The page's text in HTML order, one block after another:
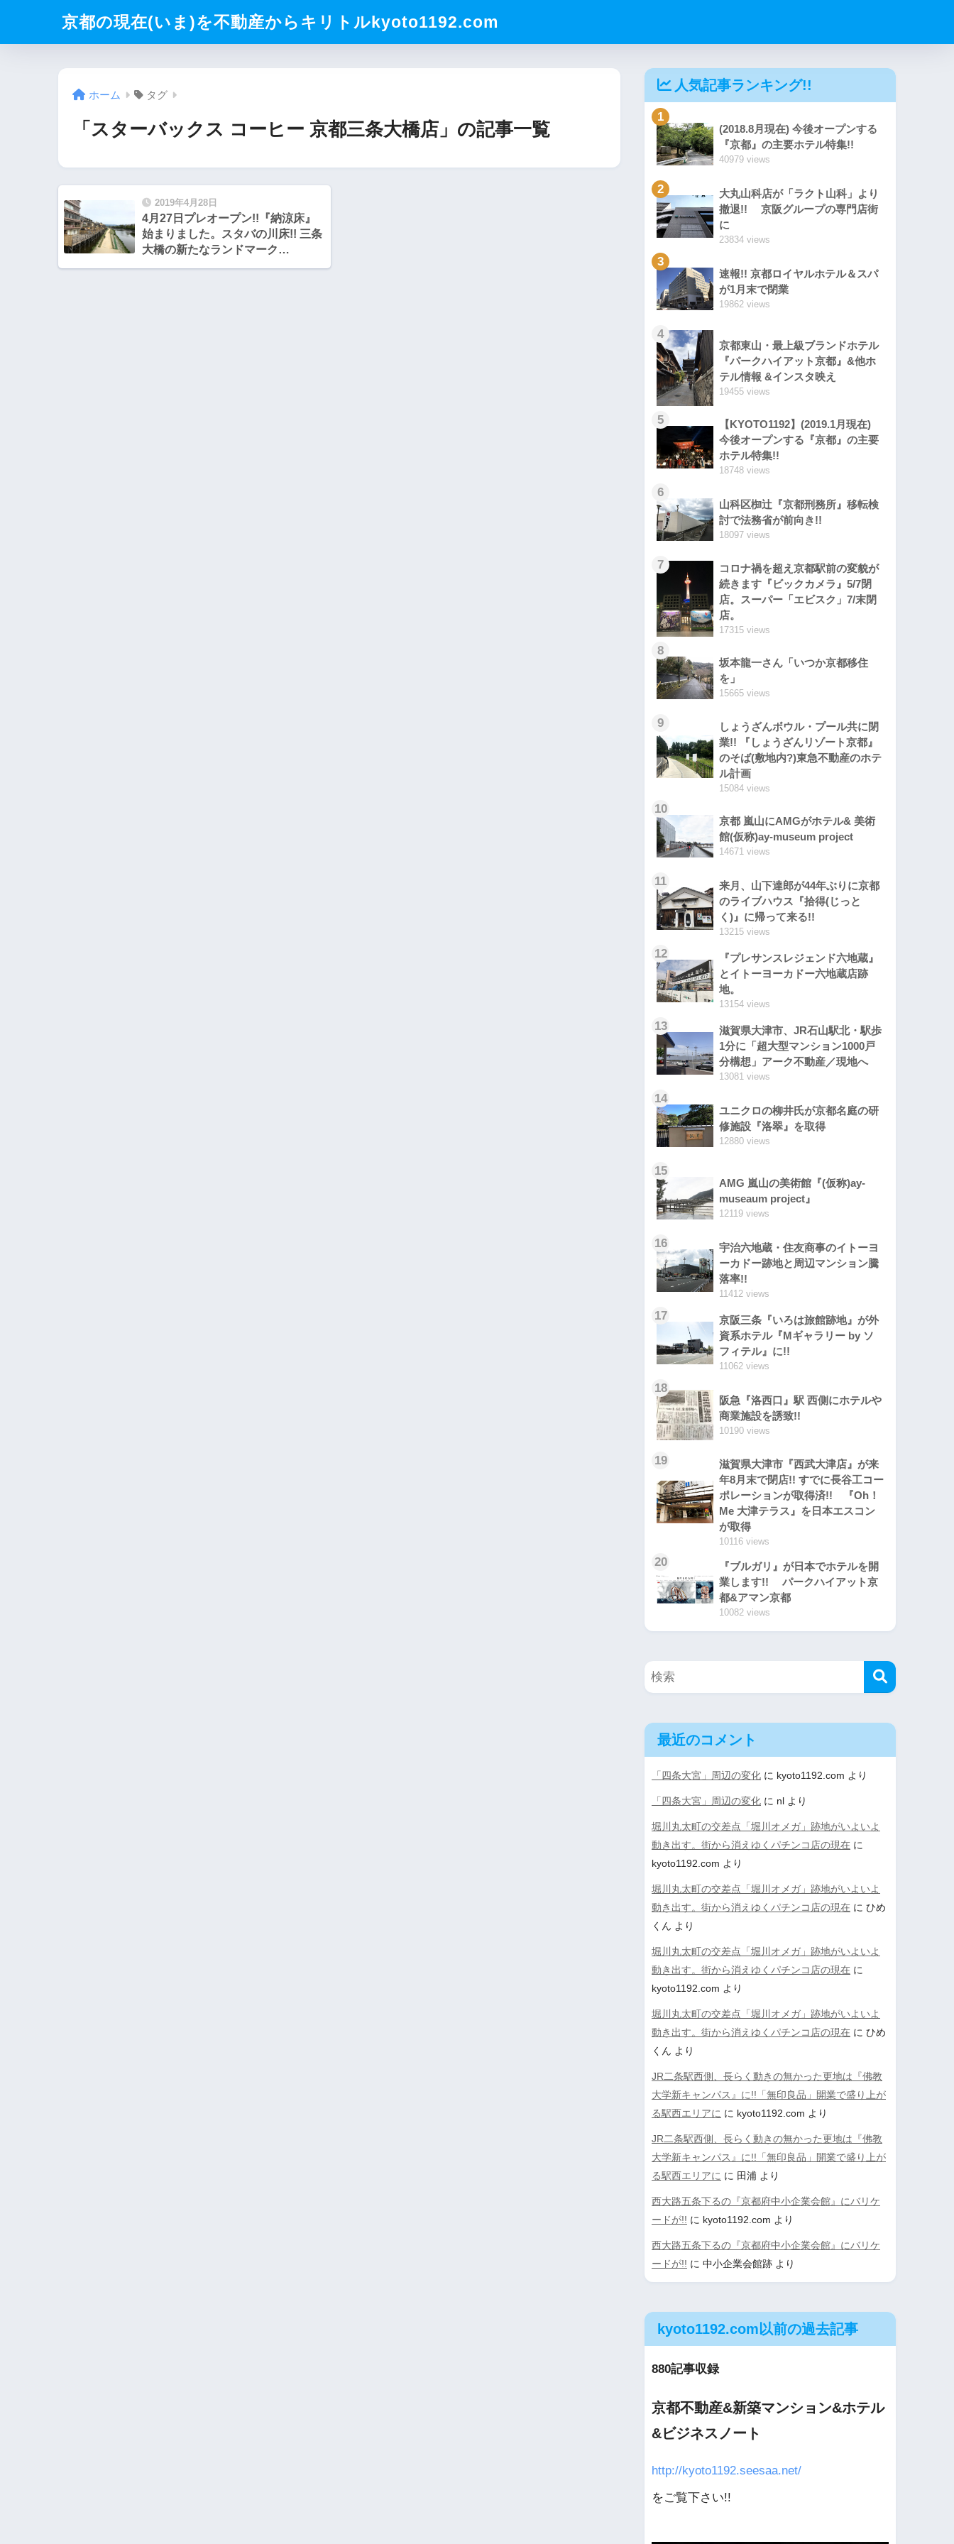
京都の現在(いま)を不動産からキリトルkyoto1192.com
ホーム タグ
「スターバックス コーヒー 京都三条大橋店」の記事一覧
2019年4月28日
4月27日プレオープン!!『納涼床』
始まりました。スタバの川床!! 三条
大橋の新たなランドマーク
人気記事ランキング!!
1
(2018.8月現在) 今後オープンする
『京都』の主要ホテル特集!!
40979 views
2
大丸山科店が「ラクト山科」より
撤退!! 京阪グループの専門店街
に
23834 views
3
速報!! 京都ロイヤルホテル＆スパ
が1月末で閉業
19862 views
4
京都東山・最上級ブランドホテル
『パークハイアット京都』&他ホ
テル情報 &インスタ映え
19455 views
5
【KYOTO1192】(2019.1月現在)
今後オープンする『京都』の主要
ホテル特集!!
18748 views
6
山科区椥辻『京都刑務所』移転検
討で法務省が前向き!!
18097 views
7
コロナ禍を超え京都駅前の変貌が
続きます『ビックカメラ』5/7閉
店。スーパー「エビスク」7/末閉
店。
17315 views
8
坂本龍一さん「いつか京都移住
を」
15665 views
9
しょうざんボウル・プール共に閉
業!! 『しょうざんリゾート京都』
のそば(敷地内?)東急不動産のホテ
ル計画
15084 views
10
京都 嵐山にAMGがホテル& 美術
館(仮称)ay-museum project
14671 views
11
来月、山下達郎が44年ぶりに京都
のライブハウス『拾得(じっと
く)』に帰って来る!!
13215 views
12
『プレサンスレジェンド六地蔵』
とイトーヨーカドー六地蔵店跡
地。
13154 views
13
滋賀県大津市、JR石山駅北・駅歩
1分に「超大型マンション1000戸
分構想」アーク不動産／現地へ
13081 views
14
ユニクロの柳井氏が京都名庭の研
修施設『洛翠』を取得
12880 views
15
AMG 嵐山の美術館『(仮称)ay-
museaum project』
12119 views
16
宇治六地蔵・住友商事のイトーヨ
ーカドー跡地と周辺マンション騰
落率!!
11412 views
17
京阪三条『いろは旅館跡地』が外
資系ホテル『Mギャラリー by ソ
フィテル』に!!
11062 views
18
阪急『洛西口』駅 西側にホテルや
商業施設を誘致!!
10190 views
19
滋賀県大津市『西武大津店』が来
年8月末で閉店!! すでに長谷工コー
ポレーションが取得済!! 『Oh！
Me 大津テラス』を日本エスコン
が取得
10116 views
20
『ブルガリ』が日本でホテルを開
業します!! パークハイアット京
都&アマン京都
10082 views
最近のコメント
「四条大宮」周辺の変化 に kyoto1192.com より
「四条大宮」周辺の変化 に nl より
堀川丸太町の交差点「堀川オメガ」跡地がいよいよ
動き出す。街から消えゆくパチンコ店の現在 に
kyoto1192.com より
堀川丸太町の交差点「堀川オメガ」跡地がいよいよ
動き出す。街から消えゆくパチンコ店の現在 に ひめ
くん より
堀川丸太町の交差点「堀川オメガ」跡地がいよいよ
動き出す。街から消えゆくパチンコ店の現在 に
kyoto1192.com より
堀川丸太町の交差点「堀川オメガ」跡地がいよいよ
動き出す。街から消えゆくパチンコ店の現在 に ひめ
くん より
JR二条駅西側、長らく動きの無かった更地は『佛教
大学新キャンパス』に!!「無印良品」開業で盛り上が
る駅西エリアに に kyoto1192.com より
JR二条駅西側、長らく動きの無かった更地は『佛教
大学新キャンパス』に!!「無印良品」開業で盛り上が
る駅西エリアに に 田浦 より
西大路五条下るの『京都府中小企業会館』にバリケ
ードが!! に kyoto1192.com より
西大路五条下るの『京都府中小企業会館』にバリケ
ードが!! に 中小企業会館跡 より
kyoto1192.com以前の過去記事
880記事収録
京都不動産&新築マンション&ホテル
&ビジネスノート
http://kyoto1192.seesaa.net/
をご覧下さい!!